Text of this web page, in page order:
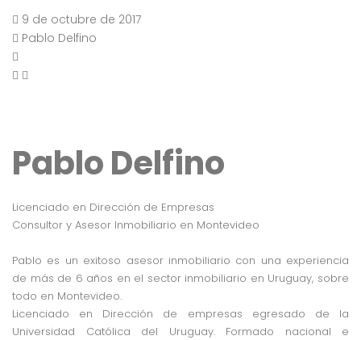
9 de octubre de 2017
Pablo Delfino
Pablo Delfino
Licenciado en Dirección de Empresas
Consultor y Asesor Inmobiliario en Montevideo
Pablo es un exitoso asesor inmobiliario con una experiencia
de más de 6 años en el sector inmobiliario en Uruguay, sobre
todo en Montevideo.
Licenciado en Dirección de empresas egresado de la
Universidad Católica del Uruguay. Formado nacional e